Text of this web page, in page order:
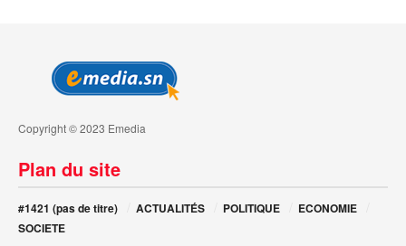
Copyright © 2023 Emedia
Plan du site
#1421 (pas de titre) ACTUALITÉS POLITIQUE
ECONOMIE
SOCIETE